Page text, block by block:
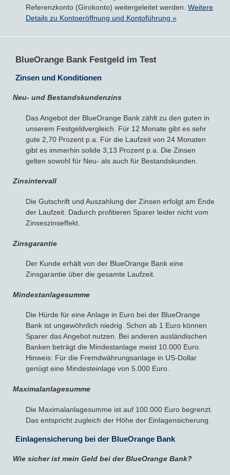
Referenzkonto (Girokonto) weitergeleitet werden. Weitere
Details zu Kontoeröffnung und Kontoführung »
BlueOrange Bank Festgeld im Test
Zinsen und Konditionen
Neu- und Bestandskundenzins
Das Angebot der BlueOrange Bank zählt zu den guten in
unserem Festgeldvergleich. Für 12 Monate gibt es sehr
gute 2,70 Prozent p.a. Für die Laufzeit von 24 Monaten
gibt es immerhin solide 3,13 Prozent p.a. Die Zinsen
gelten sowohl für Neu- als auch für Bestandskunden.
Zinsintervall
Die Gutschrift und Auszahlung der Zinsen erfolgt am Ende
der Laufzeit. Dadurch profitieren Sparer leider nicht vom
Zinseszinseffekt.
Zinsgarantie
Der Kunde erhält von der BlueOrange Bank eine
Zinsgarantie über die gesamte Laufzeit.
Mindestanlagesumme
Die Hürde für eine Anlage in Euro bei der BlueOrange
Bank ist ungewöhnlich niedrig. Schon ab 1 Euro können
Sparer das Angebot nutzen. Bei anderen ausländischen
Banken beträgt die Mindestanlage meist 10.000 Euro.
Hinweis: Für die Fremdwährungsanlage in US-Dollar
genügt eine Mindesteinlage von 5.000 Euro.
Maximalanlagesumme
Die Maximalanlagesumme ist auf 100.000 Euro begrenzt.
Das entspricht zugleich der Höhe der Einlagensicherung.
Einlagensicherung bei der BlueOrange Bank
Wie sicher ist mein Geld bei der BlueOrange Bank?